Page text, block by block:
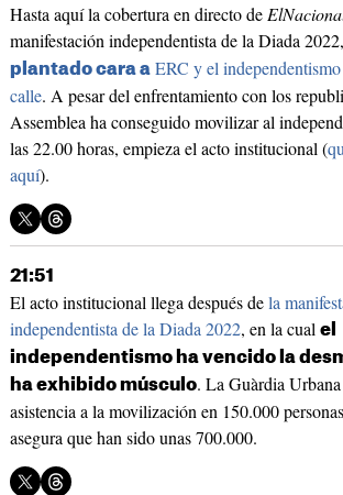
Hasta aquí la cobertura en directo de
manifestación independentista de la Diada
plantado cara aERC y el
calle. A pesar del enfrentamiento con los
Assemblea ha conseguido movilizar al
las 22.00 horas, empieza el acto institucional (
aquí).
21:51
El acto institucional llega después dela
independentista de la Diada 2022, en la cual el
independentismo ha vencido la
ha exhibido músculo. La Guàrdia
asistencia a la movilización en 150.000
asegura que han sido unas 700.000.